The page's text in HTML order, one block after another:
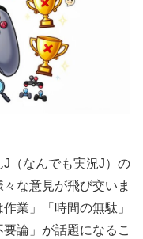
（なんでも実況J）の
な意見が飛び交いま
業」「時間の無駄」
論」が話題になるこ